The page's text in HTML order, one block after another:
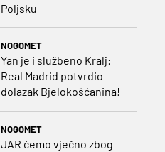
Poljsku
NOGOMET
Yan je i službeno Kralj:
Real Madrid potvrdio
dolazak Bjelokošćanina!
NOGOMET
JAR ćemo vječno zbog